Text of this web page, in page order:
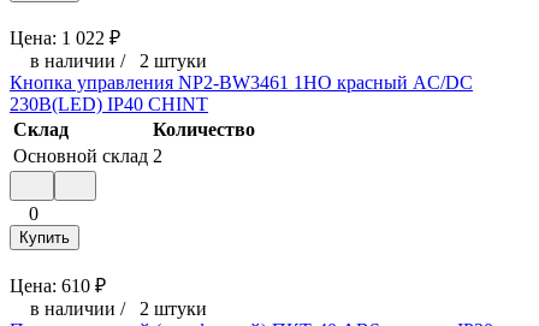
Цена: 1 022 ₽
в наличии / 2 штуки
Кнопка управления NP2-BW3461 1НО красный AC/DC
230В(LED) IP40 CHINT
Склад
Количество
Основной склад 2
0
Купить
Цена: 610 ₽
в наличии / 2 штуки